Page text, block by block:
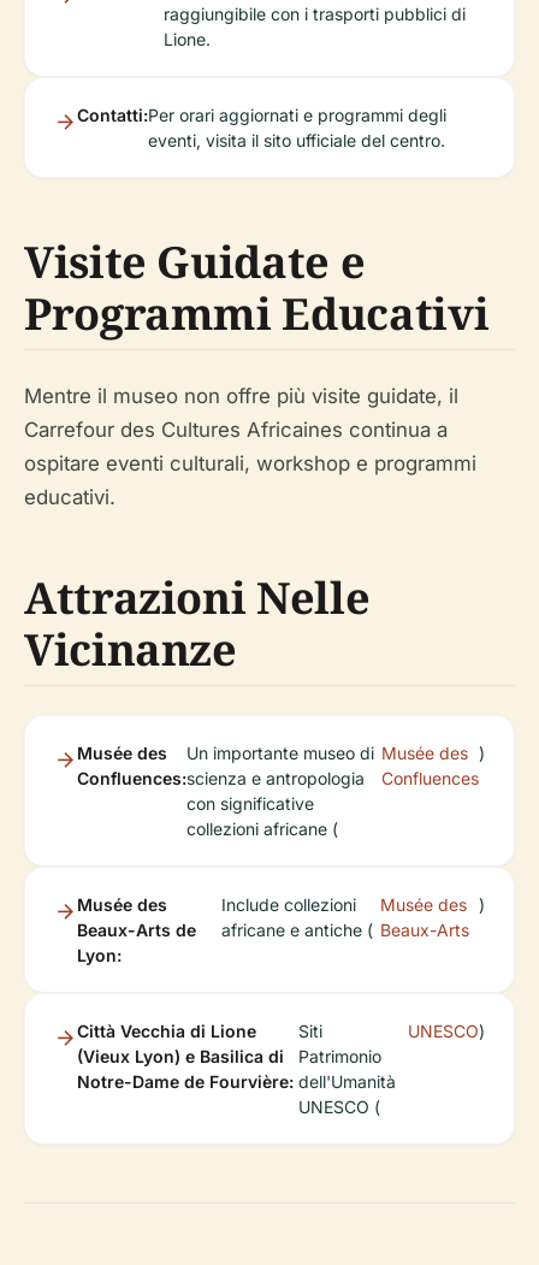
raggiungibile con i trasporti pubblici di
Lione.
Contatti:Per orari aggiornati e programmi degli
eventi, visita il sito ufficiale del centro.
Visite Guidate e
Programmi Educativi
Mentre il museo non offre più visite guidate, il
Carrefour des Cultures Africaines continua a
ospitare eventi culturali, workshop e programmi
educativi.
Attrazioni Nelle
Vicinanze
Musée des
Confluences:
Un importante museo di
scienza e antropologia
con significative
collezioni africane (
Musée des
Confluences
)
Musée des
Beaux-Arts de
Lyon:
Include collezioni
africane e antiche (
Musée des
Beaux-Arts
)
Città Vecchia di Lione
(Vieux Lyon) e Basilica di
Notre-Dame de Fourvière:
Siti
Patrimonio
dell'Umanità
UNESCO (
UNESCO)